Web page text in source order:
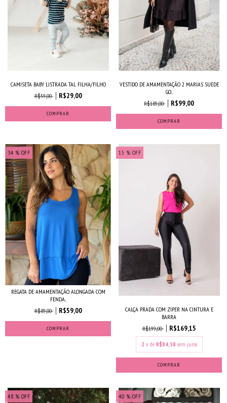
CAMISETA BABY LISTRADA TAL FILHA/FILHO
R$59,00
R$29,00
COMPRAR
VESTIDO DE AMAMENTAÇÃO 2 MARIAS SUEDE
GO...
R$189,00
R$99,00
COMPRAR
34 % OFF
REGATA DE AMAMENTAÇÃO ALONGADA COM
FENDA...
R$89,00
R$59,00
COMPRAR
15 % OFF
CALÇA PRADA COM ZIPER NA CINTURA E
BARRA
R$199,00
R$169,15
2 x de R$84,58 sem juros
COMPRAR
48 % OFF 40 % OFF